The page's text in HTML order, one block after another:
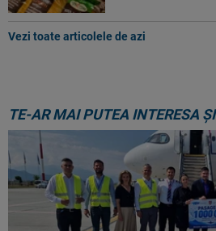
Vezi toate articolele de azi
TE-AR MAI PUTEA INTERESA ȘI